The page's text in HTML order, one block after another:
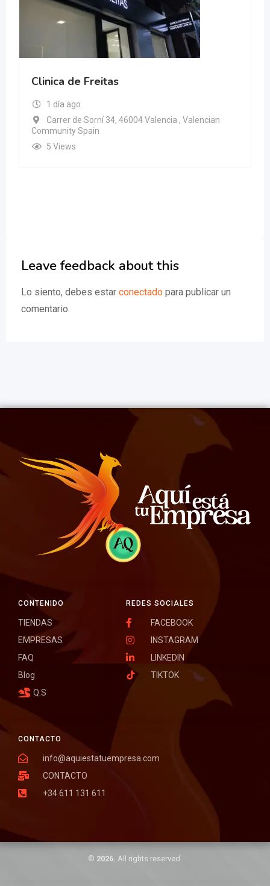
Clinica de Freitas
1 día ago
Carrer de Sorní 34, 46004 Valencia , Valencian
Community Spain
5 Views
Leave feedback about this
Lo siento, debes estar conectado para publicar un
comentario.
CONTACTO
info@aquiestatuempresa.com
CONTACTO
+34 611 131 611
REDES SOCIALES
FACEBOOK
INSTAGRAM
LINKEDIN
TIKTOK
CONTENIDO
TIENDAS
EMPRESAS
FAQ
Blog
Q.S
© 2026. All rights reserved.